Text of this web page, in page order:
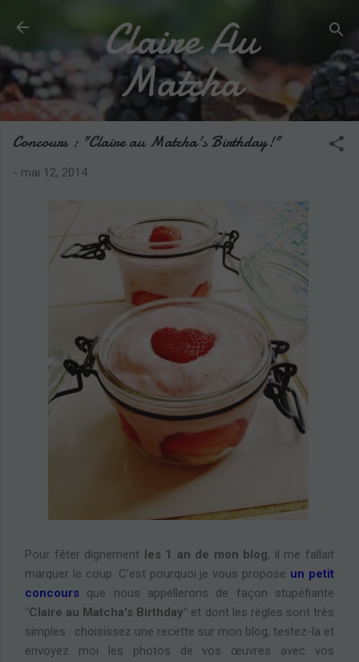
Accéder au contenu principal
Claire Au
Matcha
Concours : "Claire au Matcha's Birthday!"
- mai 12, 2014
Pour fêter dignement les 1 an de mon blog, il me fallait
marquer le coup. C'est pourquoi je vous propose un petit
concours que nous appellerons de façon stupéfiante
"Claire au Matcha's Birthday" et dont les règles sont très
simples : choisissez une recette sur mon blog, testez-la et
envoyez moi les photos de vos œuvres avec vos